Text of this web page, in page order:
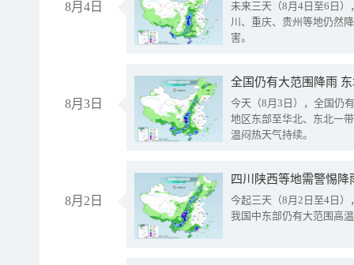
8月4日
未来三天（8月4日至6日
川、重庆、贵州等地仍然
害。
8月3日
全国仍有大范围降雨
今天（8月3日），全国仍
地区东部至华北、东北一
温闷热天气持续。
8月2日
今起三天（8月2日至4日
我国中东部仍有大范围高